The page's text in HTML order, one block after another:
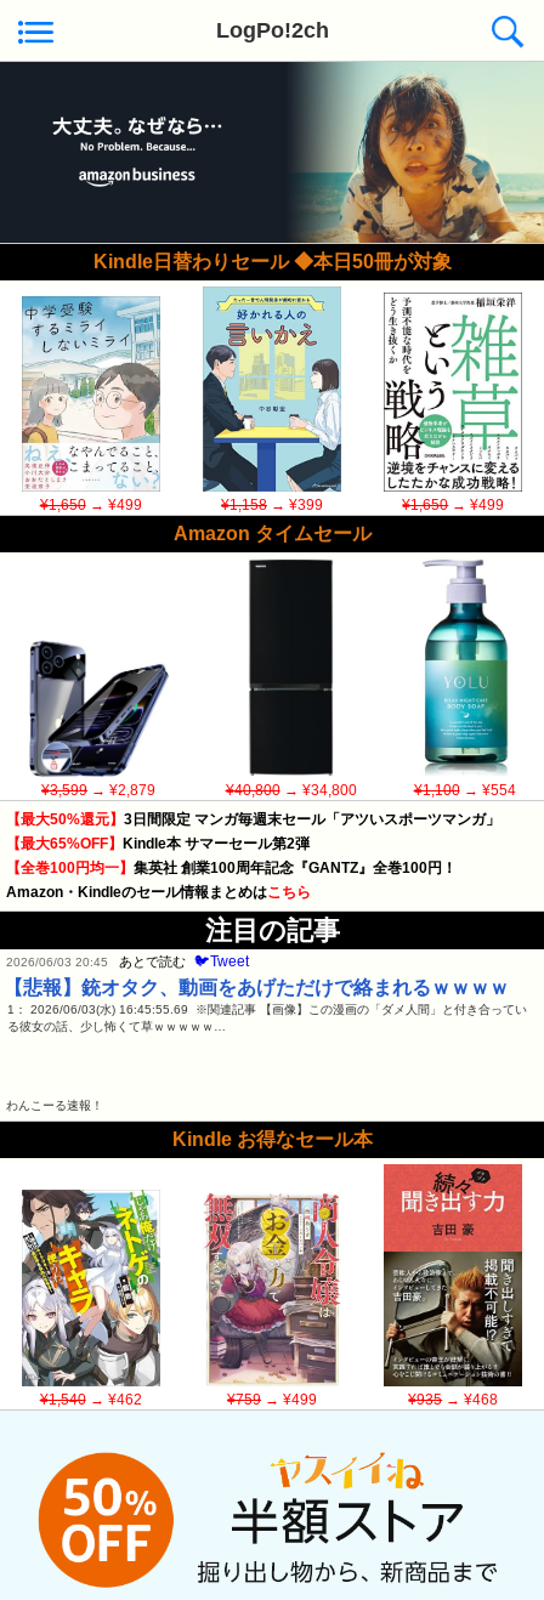
LogPo!2ch
Kindle日替わりセール ◆本日50冊が対象
¥1,650→ ¥499 ¥1,158→ ¥399 ¥1,650→ ¥499
Amazon タイムセール
¥3,599 → ¥2,879 ¥40,800→ ¥34,800 ¥1,100→ ¥554
【最大50%還元】 3日間限定 マンガ毎週末セール「アツいスポーツマンガ」
【最大65%OFF】
Kindle本 サマーセール第2弾
【全巻100円均一】 集英社 創業100周年記念『GANTZ』全巻100円！
Amazon・Kindleのセール情報まとめはこちら
注目の記事
2026/06/03 20:45 あとで読む 🐦Tweet
【悲報】銃オタク、動画をあげただけで絡まれるｗｗｗｗ
1： 2026/06/03(水) 16:45:55.69 ※関連記事 【画像】この漫画の「ダメ人間」と付き合ってい
る彼女の話、少し怖くて草ｗｗｗｗｗ…
わんこーる速報！
Kindle お得なセール本
¥1,540→ ¥462 ¥759→ ¥499 ¥935→ ¥468